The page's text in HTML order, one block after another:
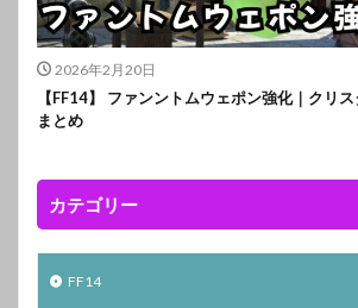
2026年2月20日
【FF14】 ファンントムウェポン強化｜クリ
まとめ
カテゴリー
FF14